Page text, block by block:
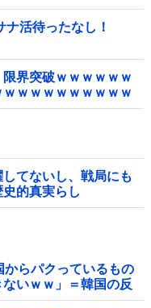
ナ活待ったなし！
界突破ｗｗｗｗｗｗ
ｗｗｗｗｗｗｗｗｗ
てないし、戦局にも
的真実らし
からパクっているもの
いｗｗ」＝韓国の反